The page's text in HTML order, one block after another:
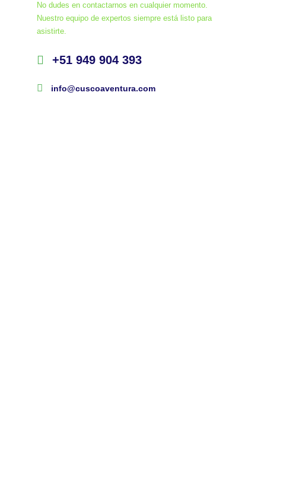
No dudes en contactarnos en cualquier momento.
Nuestro equipo de expertos siempre está listo para
asistirte.
+51 949 904 393
info@cuscoaventura.com